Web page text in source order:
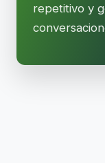
repetitivo y